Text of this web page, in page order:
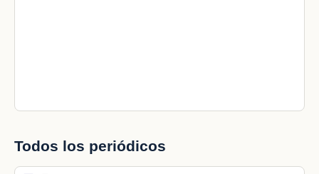
Todos los periódicos